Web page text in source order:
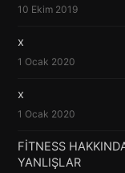
10 Ekim 2019
x
1 Ocak 2020
x
1 Ocak 2020
FİTNESS
YANLIŞLAR